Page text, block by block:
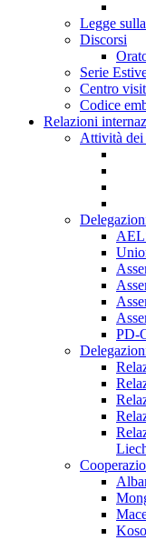
Legge
Discorsi
Serie
Centro
Codice
Relazioni
Attività dei
PD-